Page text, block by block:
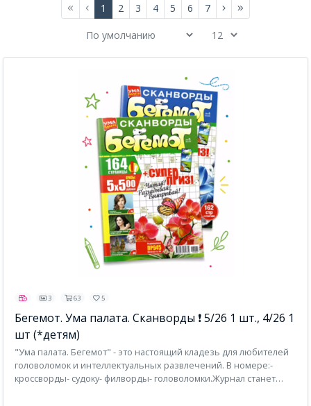
1 2 3 4 5 6 7
3 63 5
Бегемот. Ума палата. Сканворды ❗ 5/26 1 шт., 4/26 1
шт (*детям)
"Ума палата. Бегемот" - это настоящий кладезь для любителей
головоломок и интеллектуальных развлечений. В номере:-
кроссворды- судоку- филворды- головоломки.Журнал станет